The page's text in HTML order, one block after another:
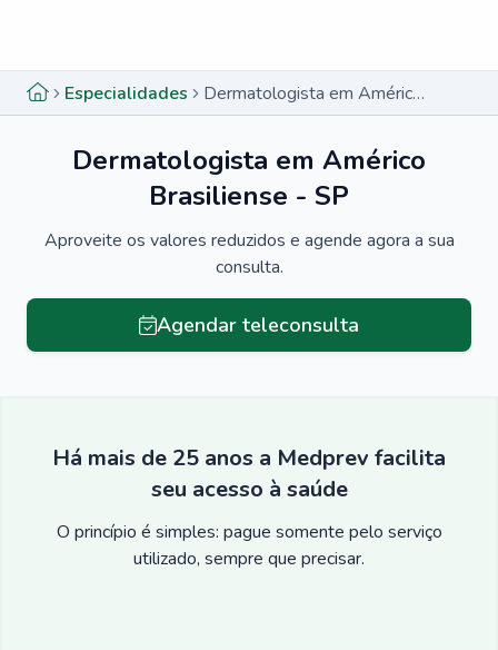
Especialidades Dermatologista em Américo Brasiliense - SP
Dermatologista em Américo
Brasiliense - SP
Aproveite os valores reduzidos e agende agora a sua
consulta.
Agendar teleconsulta
Há mais de 25 anos a Medprev facilita
seu acesso à saúde
O princípio é simples: pague somente pelo serviço
utilizado, sempre que precisar.